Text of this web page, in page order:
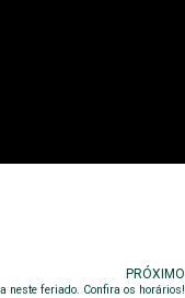
PRÓXIMO
neste feriado. Confira os horários!